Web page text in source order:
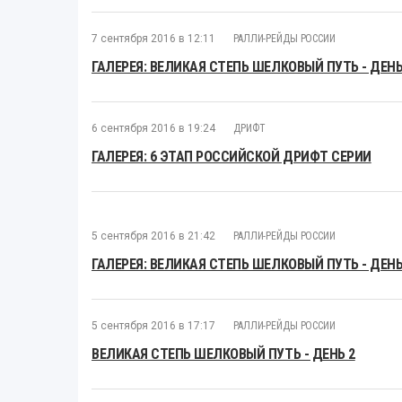
7 сентября 2016 в 12:11 РАЛЛИ-РЕЙДЫ РОССИИ
ГАЛЕРЕЯ: ВЕЛИКАЯ СТЕПЬ ШЕЛКОВЫЙ ПУТЬ -
6 сентября 2016 в 19:24 ДРИФТ
ГАЛЕРЕЯ: 6 ЭТАП РОССИЙСКОЙ ДРИФТ СЕРИИ
5 сентября 2016 в 21:42 РАЛЛИ-РЕЙДЫ РОССИИ
ГАЛЕРЕЯ: ВЕЛИКАЯ СТЕПЬ ШЕЛКОВЫЙ ПУТЬ -
5 сентября 2016 в 17:17 РАЛЛИ-РЕЙДЫ РОССИИ
ВЕЛИКАЯ СТЕПЬ ШЕЛКОВЫЙ ПУТЬ - ДЕНЬ 2